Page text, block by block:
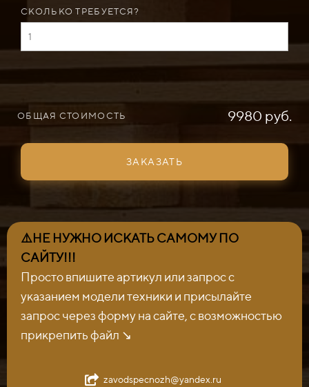
СКОЛЬКО ТРЕБУЕТСЯ?
ОБЩАЯ СТОИМОСТЬ 9980 руб.
ЗАКАЗАТЬ
⚠️НЕ НУЖНО ИСКАТЬ САМОМУ ПО
САЙТУ!!!
Просто впишите артикул или запрос с
указанием модели техники и присылайте
запрос через форму на сайте, с возможностью
прикрепить файл ↘️
zavodspecnozh@yandex.ru